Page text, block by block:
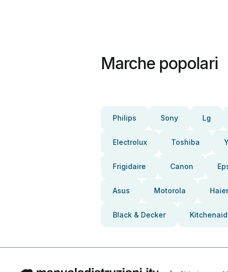
Marche popolari
Philips Sony Lg
Electrolux Toshiba
Frigidaire Canon
Asus Motorola Haier
Black & Decker Kitchenaid